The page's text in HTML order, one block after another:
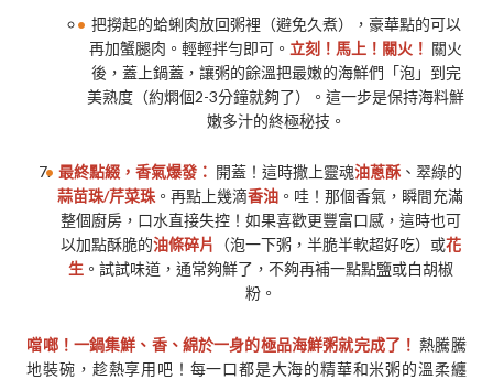
把撈起的蛤蜊肉放回粥裡（避免久煮），豪華點的可以
再加蟹腿肉。輕輕拌勻即可。 立刻！馬上！關火！ 關火
後，蓋上鍋蓋，讓粥的餘溫把最嫩的海鮮們「泡」到完
美熟度（約燜個2-3分鐘就夠了）。這一步是保持海料鮮
嫩多汁的終極秘技。
最終點綴，香氣爆發： 開蓋！這時撒上靈魂油蔥酥 、翠綠的
蒜苗珠/芹菜珠 。再點上幾滴香油 。哇！那個香氣，瞬間充滿
整個廚房，口水直接失控！如果喜歡更豐富口感，這時也可
以加點酥脆的油條碎片 （泡一下粥，半脆半軟超好吃）或花
生。試試味道，通常夠鮮了，不夠再補一點點鹽或白胡椒
粉。
噹啷！一鍋集鮮、香、綿於一身的極品海鮮粥就完成了！ 熱騰騰
地裝碗，趁熱享用吧！每一口都是大海的精華和米粥的溫柔纏